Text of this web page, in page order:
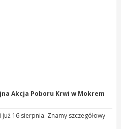
Akcja Poboru Krwi w Mokrem
16 sierpnia. Znamy szczegółowy